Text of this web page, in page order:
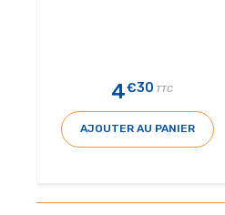
4€30 TTC
AJOUTER AU PANIER